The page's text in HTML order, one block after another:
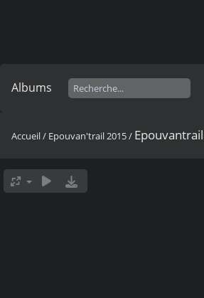
Albums
Accueil/ Epouvan'trail 2015/